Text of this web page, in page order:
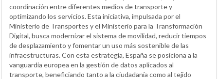
coordinación entre diferentes medios de transporte y
optimizando los servicios. Esta iniciativa, impulsada por el
Ministerio de Transportes y el Ministerio para la Transformación
Digital, busca modernizar el sistema de movilidad, reducir tiempos
de desplazamiento y fomentar un uso más sostenible de las
infraestructuras. Con esta estrategia, España se posiciona a la
vanguardia europea en la gestión de datos aplicados al
transporte, beneficiando tanto a la ciudadanía como al tejido